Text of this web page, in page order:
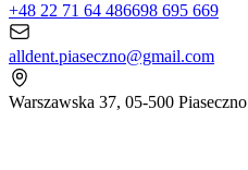
+48 22 71 64 486698 695 669
alldent.piaseczno@gmail.com
Warszawska 37, 05-500 Piaseczno